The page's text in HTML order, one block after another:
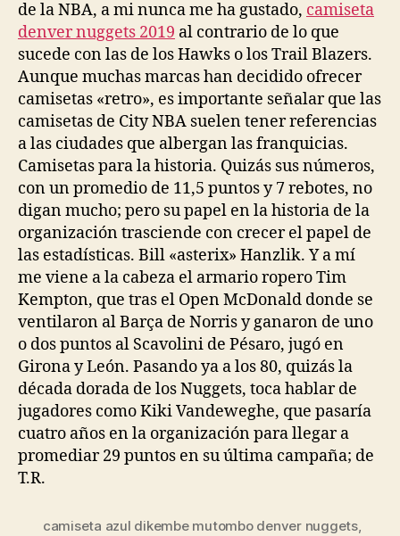
de la NBA, a mi nunca me ha gustado, camiseta
denver nuggets 2019 al contrario de lo que
sucede con las de los Hawks o los Trail Blazers.
Aunque muchas marcas han decidido ofrecer
camisetas «retro», es importante señalar que las
camisetas de City NBA suelen tener referencias
a las ciudades que albergan las franquicias.
Camisetas para la historia. Quizás sus números,
con un promedio de 11,5 puntos y 7 rebotes, no
digan mucho; pero su papel en la historia de la
organización trasciende con crecer el papel de
las estadísticas. Bill «asterix» Hanzlik. Y a mí
me viene a la cabeza el armario ropero Tim
Kempton, que tras el Open McDonald donde se
ventilaron al Barça de Norris y ganaron de uno
o dos puntos al Scavolini de Pésaro, jugó en
Girona y León. Pasando ya a los 80, quizás la
década dorada de los Nuggets, toca hablar de
jugadores como Kiki Vandeweghe, que pasaría
cuatro años en la organización para llegar a
promediar 29 puntos en su última campaña; de
T.R.
camiseta azul dikembe mutombo denver nuggets,